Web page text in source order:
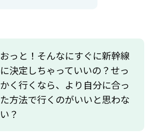
おっと！そんなにすぐに新幹線
に決定しちゃっていいの？せっ
かく行くなら、より自分に合っ
た方法で行くのがいいと思わな
い？